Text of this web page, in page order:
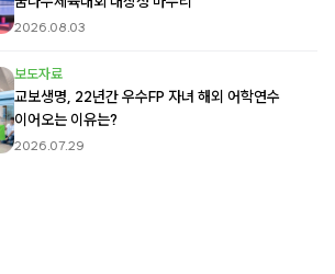
2026.08.03
보도자료
교보생명, 22년간 우수FP 자녀 해외 어학연수
이어오는 이유는?
2026.07.29